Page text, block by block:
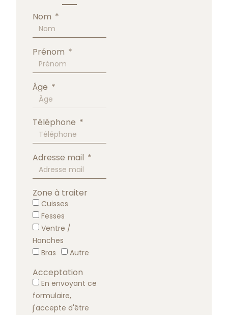
Nom
Prénom
Âge
Téléphone
Adresse mail
Zone à traiter
Cuisses
Fesses
Ventre /
Hanches
Bras
Autre
Acceptation
En envoyant ce
formulaire,
j'accepte d'être